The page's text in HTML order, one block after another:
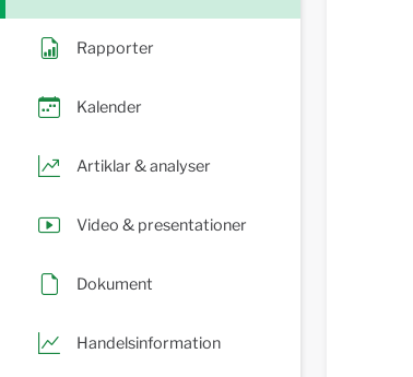
Rapporter
Kalender
Artiklar & analyser
Video & presentationer
Dokument
Handelsinformation